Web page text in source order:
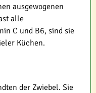
ausgewogenen
alle
C und B6, sind sie
Küchen.
der Zwiebel. Sie